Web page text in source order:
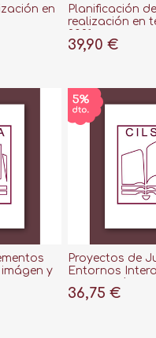
en
Planificación
realización en
39,90 €
imágen y
Proyectos de
Entornos
36,75 €